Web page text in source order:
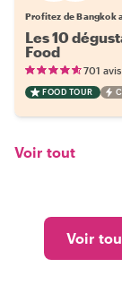
Profitez de Bangkok
Les 10
Food
701 avis
FOOD TOUR
Voir tout
Voir